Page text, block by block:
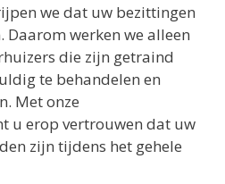
we dat uw bezittingen
werken we alleen
die zijn getraind
te behandelen en
Met onze
u erop vertrouwen dat uw
zijn tijdens het gehele